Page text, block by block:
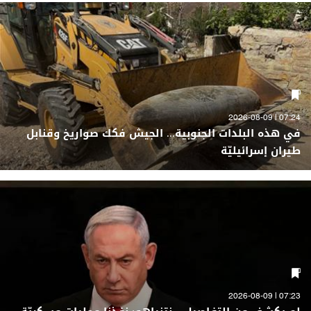
07:24 | 2026-08-09
في هذه البلدات الجنوبية... الجيش فكك صواريخ وقنابل
طيران إسرائيليّة
07:23 | 2026-08-09